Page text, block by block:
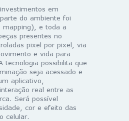
em
do ambiente foi
mapping), e toda a
presentes no
pixel por pixel, via
e vida para
tecnologia possibilita que
seja acessado e
aplicativo,
real entre as
Será possível
cor e efeito das
celular.